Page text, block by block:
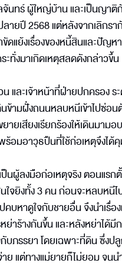
นทร์ ผู้ใหญ่บ้าน และเป็นญาติ
ลายปี 2568 แต่หลังจากเลิก
ดแย้งเรื่องของหนี้สินและปัญ
ะทั่งมาเกิดเหตุสลดดังกล่าวขึ้น
และเจ้าหน้าที่ฝ่ายปกครอง
ข้ามฝั่งถนนหลบหนีเข้าไปซ่อน
ยายเสียงเรียกร้องให้เดินม
อมอาวุธปืนที่ใช้ก่อเหตุจึงไ
นผู้ลงมือก่อเหตุจริง ตอนแรก
จยิงทั้ง 3 คน ก่อนจะหลบหนี
คบหาดูใจกับชายอื่น จึงนำเรื่
ย่าร้างกันขึ้น และหลังหย่าได้มี
ภรรยา โดยเฉพาะที่ดิน ซึ่ง
าย แต่ทางแม่ยายก็ไม่ยอม จน